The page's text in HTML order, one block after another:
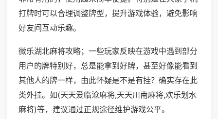
打牌时可以合理调整牌型，提升游戏体验，避免影响
好友间互动乐趣。
微乐湖北麻将攻略；一些玩家反映在游戏中遇到部分
用户的牌特别好，总是能拿到好牌，甚至好像能看到
其他人的牌一样，由此怀疑是不是有挂？确实存在此
类外挂。如(天天爱临沧麻将,天天川南麻将,欢乐划水
麻将)等，建议通过正规途径维护游戏公平。